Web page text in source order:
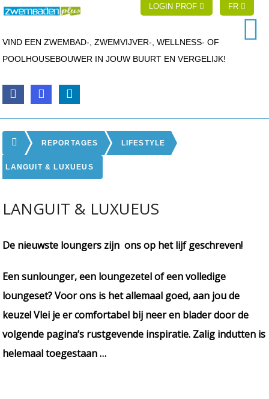
LOGIN PROF FR
VIND EEN ZWEMBAD-, ZWEMVIJVER-, WELLNESS- OF
POOLHOUSEBOUWER IN JOUW BUURT EN VERGELIJK!
REPORTAGES LIFESTYLE
LANGUIT & LUXUEUS
LANGUIT & LUXUEUS
De nieuwste loungers zijn ons op het lijf geschreven!
Een sunlounger, een loungezetel of een volledige
loungeset? Voor ons is het allemaal goed, aan jou de
keuze! Vlei je er comfortabel bij neer en blader door de
volgende pagina’s rustgevende inspiratie. Zalig indutten is
helemaal toegestaan …